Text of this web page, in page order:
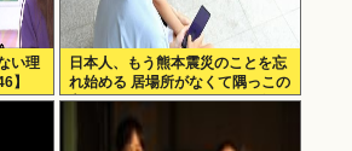
い理
】
日本人、もう熊本震災のことを忘
れ始める 居場所がなくて隅っこの
方でゲームするポニーテルの女子
小学生もいるんだぞ！！